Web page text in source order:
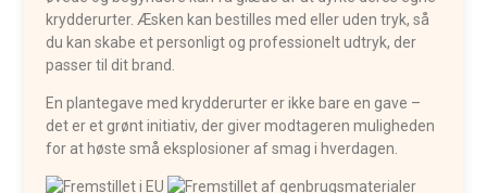
krydderurter. Æsken kan bestilles med eller uden tryk, så
du kan skabe et personligt og professionelt udtryk, der
passer til dit brand.
En plantegave med krydderurter er ikke bare en gave –
det er et grønt initiativ, der giver modtageren muligheden
for at høste små eksplosioner af smag i hverdagen.